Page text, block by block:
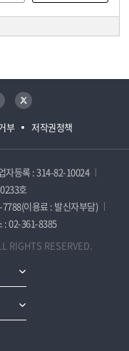
부 저작권정책
트위터
자등록 : 314-82-10024
호
이용료 : 발신자부담)
: 02-361-8385
RIGHTS RESERVED.